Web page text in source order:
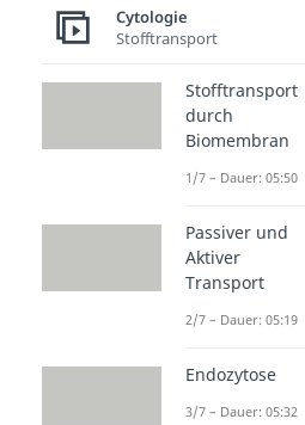
Osmose
häufigste
Cytologie
Stofftransport
Stofftransport
durch
Biomembran
1/7 – Dauer: 05:50
Passiver und
Aktiver
Transport
2/7 – Dauer: 05:19
Endozytose
3/7 – Dauer: 05:32